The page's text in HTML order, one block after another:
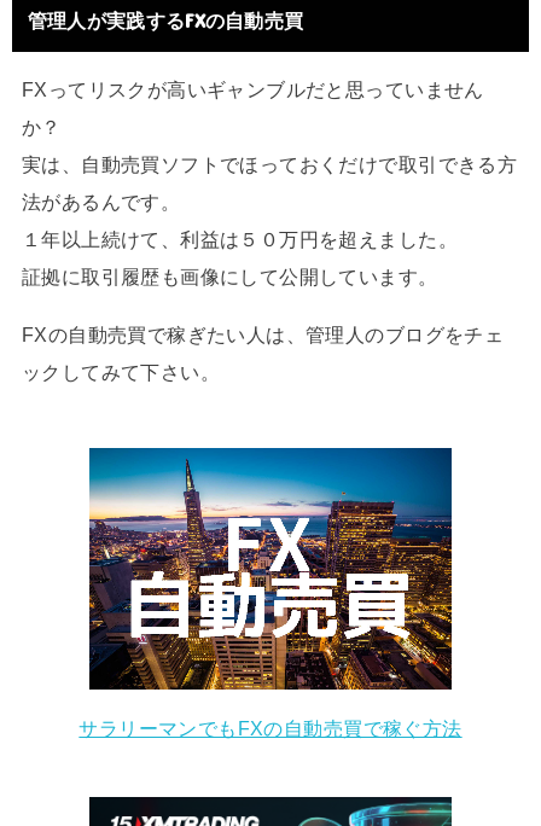
管理人が実践するFXの自動売買
FXってリスクが高いギャンブルだと思っていません
か？
実は、自動売買ソフトでほっておくだけで取引できる方
法があるんです。
１年以上続けて、利益は５０万円を超えました。
証拠に取引履歴も画像にして公開しています。
FXの自動売買で稼ぎたい人は、管理人のブログをチェ
ックしてみて下さい。
サラリーマンでもFXの自動売買で稼ぐ方法